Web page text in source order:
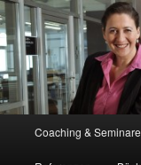
Zum
primären
Inhalt
springen
Coaching . Vorträge .
Coaching & Seminare